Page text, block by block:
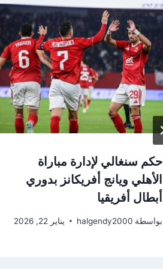
حكم سنغالي لإدارة مباراة
الأهلي ويانج أفريكانز بدوري
أبطال أفريقيا
بواسطة halgendy2000 يناير 22, 2026